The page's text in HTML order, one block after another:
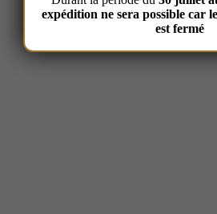
expédition ne sera possible car
est fermé